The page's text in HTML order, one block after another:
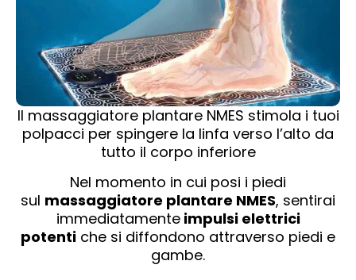
Il massaggiatore plantare NMES stimola i tuoi
polpacci per spingere la linfa verso l’alto da
tutto il corpo inferiore
Nel momento in cui posi i piedi
sul massaggiatore plantare NMES, sentirai
immediatamenteimpulsi elettrici
potenti che si diffondono attraverso piedi e
gambe.